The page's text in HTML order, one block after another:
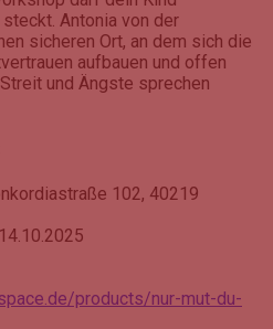
Antonia von der
sicheren Ort, an dem sich die
aufbauen und offen
und Ängste sprechen
102, 40219
products/nur-mut-du-